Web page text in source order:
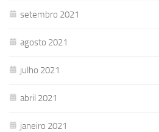
setembro 2021
agosto 2021
julho 2021
abril 2021
janeiro 2021